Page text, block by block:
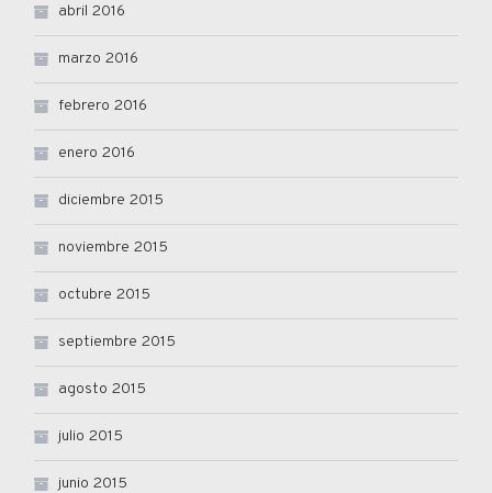
abril 2016
marzo 2016
febrero 2016
enero 2016
diciembre 2015
noviembre 2015
octubre 2015
septiembre 2015
agosto 2015
julio 2015
junio 2015